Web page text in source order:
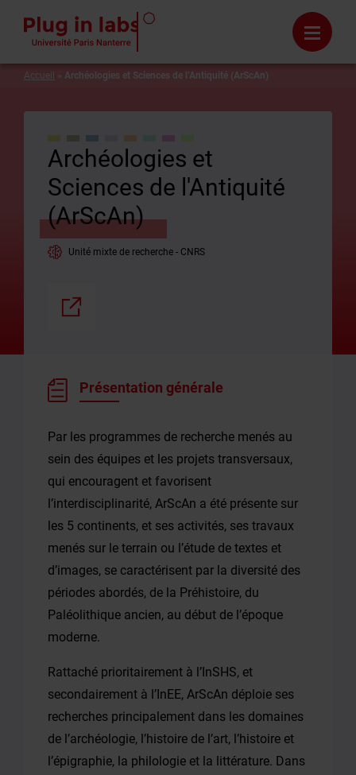
Menu
Accueil » Archéologies et Sciences de l’Antiquité (ArScAn)
Archéologies et
Sciences de l'Antiquité
(ArScAn)
Unité mixte de recherche - CNRS
Partager
Présentation générale
Par les programmes de recherche menés au
sein des équipes et les projets transversaux,
qui encouragent et favorisent
l’interdisciplinarité, ArScAn a été présente sur
les 5 continents, et ses activités, ses travaux
menés sur le terrain ou l’étude de textes et
d’images, se caractérisent par la diversité des
périodes abordés, de la Préhistoire, du
Paléolithique ancien, au début de l’époque
moderne.
Rattaché prioritairement à l’InSHS, et
secondairement à l’InEE, ArScAn déploie ses
recherches principalement dans les domaines
de l’archéologie, l’histoire de l’art, l’histoire et
l’épigraphie, la philologie et la littérature. Dans